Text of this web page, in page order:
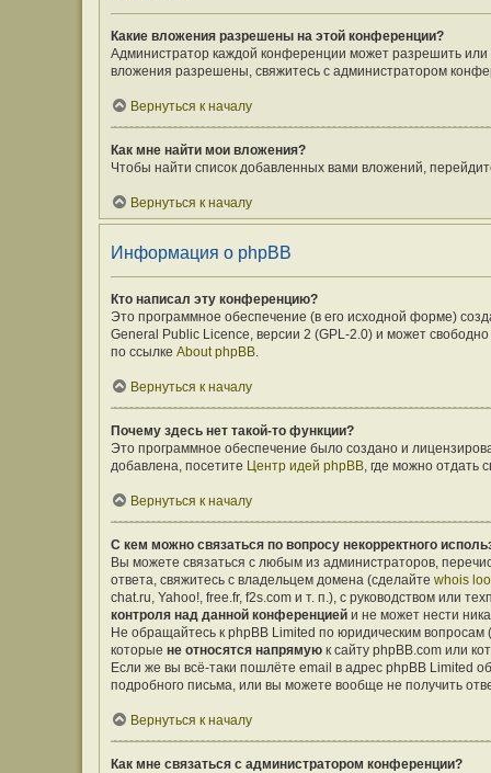
Какие вложения разрешены на этой конференции?
Администратор каждой конференции может разрешить
вложения разрешены, свяжитесь с администратором
Вернуться к началу
Как мне найти мои вложения?
Чтобы найти список добавленных вами вложений,
Вернуться к началу
Информация о phpBB
Кто написал эту конференцию?
Это программное обеспечение (в его исходной форме)
General Public Licence, версии 2 (GPL-2.0) и может
по ссылке About phpBB.
Вернуться к началу
Почему здесь нет такой-то функции?
Это программное обеспечение было создано и
добавлена, посетите Центр идей phpBB, где можно отдать
Вернуться к началу
С кем можно связаться по вопросу некорректного
Вы можете связаться с любым из администраторов,
ответа, свяжитесь с владельцем домена (сделайте whois
chat.ru, Yahoo!, free.fr, f2s.com и т. п.), с руководством или
контроля над данной конференцией и не может нести
Не обращайтесь к phpBB Limited по юридическим вопросам
которые не относятся напрямую к сайту phpBB.com или
Если же вы всё-таки пошлёте email в адрес phpBB Limited
подробного письма, или вы можете вообще не получить
Вернуться к началу
Как мне связаться с администратором конференции?